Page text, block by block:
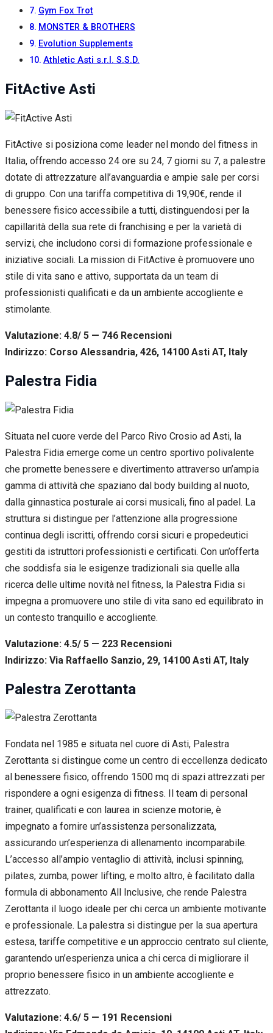
Gym Fox Trot
MONSTER & BROTHERS
Evolution Supplements
Athletic Asti s.r.l. S.S.D.
FitActive Asti
FitActive si posiziona come leader nel mondo del fitness in
Italia, offrendo accesso 24 ore su 24, 7 giorni su 7, a palestre
dotate di attrezzature all’avanguardia e ampie sale per corsi
di gruppo. Con una tariffa competitiva di 19,90€, rende il
benessere fisico accessibile a tutti, distinguendosi per la
capillarità della sua rete di franchising e per la varietà di
servizi, che includono corsi di formazione professionale e
iniziative sociali. La mission di FitActive è promuovere uno
stile di vita sano e attivo, supportata da un team di
professionisti qualificati e da un ambiente accogliente e
stimolante.
Valutazione: 4.8/ 5 — 746 Recensioni
Indirizzo: Corso Alessandria, 426, 14100 Asti AT, Italy
Palestra Fidia
Situata nel cuore verde del Parco Rivo Crosio ad Asti, la
Palestra Fidia emerge come un centro sportivo polivalente
che promette benessere e divertimento attraverso un’ampia
gamma di attività che spaziano dal body building al nuoto,
dalla ginnastica posturale ai corsi musicali, fino al padel. La
struttura si distingue per l’attenzione alla progressione
continua degli iscritti, offrendo corsi sicuri e propedeutici
gestiti da istruttori professionisti e certificati. Con un’offerta
che soddisfa sia le esigenze tradizionali sia quelle alla
ricerca delle ultime novità nel fitness, la Palestra Fidia si
impegna a promuovere uno stile di vita sano ed equilibrato in
un contesto tranquillo e accogliente.
Valutazione: 4.5/ 5 — 223 Recensioni
Indirizzo: Via Raffaello Sanzio, 29, 14100 Asti AT, Italy
Palestra Zerottanta
Fondata nel 1985 e situata nel cuore di Asti, Palestra
Zerottanta si distingue come un centro di eccellenza dedicato
al benessere fisico, offrendo 1500 mq di spazi attrezzati per
rispondere a ogni esigenza di fitness. Il team di personal
trainer, qualificati e con laurea in scienze motorie, è
impegnato a fornire un’assistenza personalizzata,
assicurando un’esperienza di allenamento incomparabile.
L’accesso all’ampio ventaglio di attività, inclusi spinning,
pilates, zumba, power lifting, e molto altro, è facilitato dalla
formula di abbonamento All Inclusive, che rende Palestra
Zerottanta il luogo ideale per chi cerca un ambiente motivante
e professionale. La palestra si distingue per la sua apertura
estesa, tariffe competitive e un approccio centrato sul cliente,
garantendo un’esperienza unica a chi cerca di migliorare il
proprio benessere fisico in un ambiente accogliente e
attrezzato.
Valutazione: 4.6/ 5 — 191 Recensioni